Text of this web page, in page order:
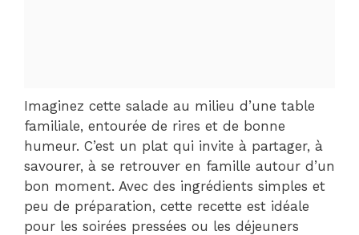
Imaginez cette salade au milieu d’une table
familiale, entourée de rires et de bonne
humeur. C’est un plat qui invite à partager, à
savourer, à se retrouver en famille autour d’un
bon moment. Avec des ingrédients simples et
peu de préparation, cette recette est idéale
pour les soirées pressées ou les déjeuners